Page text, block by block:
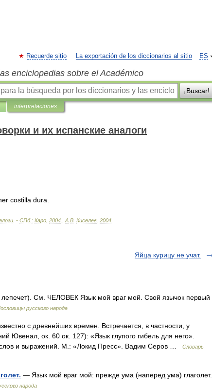
ES
Recuerde sitio La exportación de los diccionarios al sitio
enciclopedias sobre el Académico
¡Buscar!
interpretaciones
и их испанские аналоги
costilla dura
. - СПб. : Каро 2004 А В Киселев 2004
Яйца курицу не учат.
См. ЧЕЛОВЕК Язык мой враг мой. Свой язычок первый
русского народа
с древнейших времен. Встречается, в частности, у
Ювенал, ок. 60 ок. 127): «Язык глупого гибель для него».
слов и выражений. М.: «Локид Пресс». Вадим Серов …
Словарь
— Язык мой враг мой: прежде ума (наперед ума) глаголет.
народа